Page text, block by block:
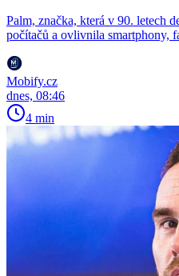
Palm, značka, která v 90. letech
počítačů a ovlivnila smartphony,
Mobify.cz
dnes, 08:46
4 min